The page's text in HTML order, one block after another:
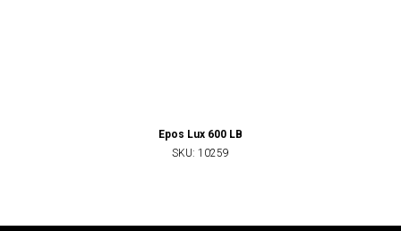
Epos Lux 600 LB
SKU: 10259